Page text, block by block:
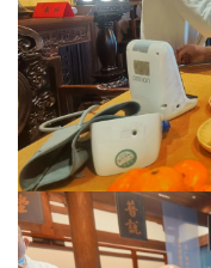
公
益
慈
善
佛
教
人
物
登录